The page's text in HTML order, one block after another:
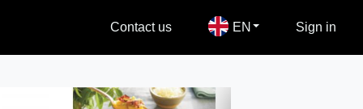
Contact us EN Sign in